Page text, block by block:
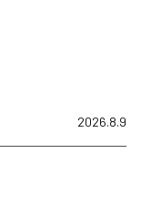
2026.8.9